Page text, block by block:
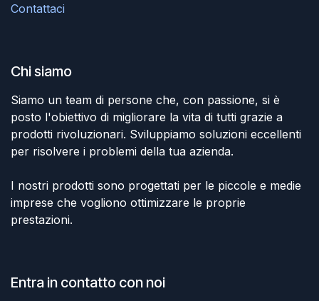
Contattaci
Chi siamo
Siamo un team di persone che, con passione, si è
posto l'obiettivo di migliorare la vita di tutti grazie a
prodotti rivoluzionari. Sviluppiamo soluzioni eccellenti
per risolvere i problemi della tua azienda.
I nostri prodotti sono progettati per le piccole e medie
imprese che vogliono ottimizzare le proprie
prestazioni.
Entra in contatto con noi